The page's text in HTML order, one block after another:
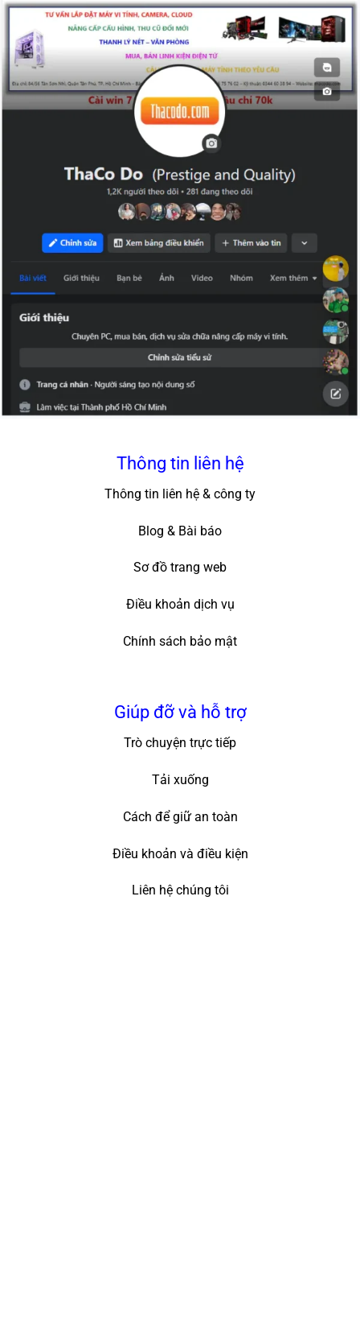
Thông tin liên hệ
Thông tin liên hệ & công ty
Blog & Bài báo
Sơ đồ trang web
Điều khoản dịch vụ
Chính sách bảo mật
Giúp đỡ và hỗ trợ
Trò chuyện trực tiếp
Tải xuống
Cách để giữ an toàn
Điều khoản và điều kiện
Liên hệ chúng tôi